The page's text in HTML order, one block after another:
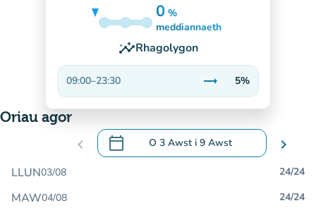
0%
5%
meddiannaeth
insightsRhagolygon
09:00–23:30 trending_flat
Sefydlog
5%
Oriau agor
chevron_left calendar_today O 3 Awst i 9 Awst
.Agor y calendr i newid dyddiadau chevron_right
LLUN03/08 24/24
MAW04/08 24/24